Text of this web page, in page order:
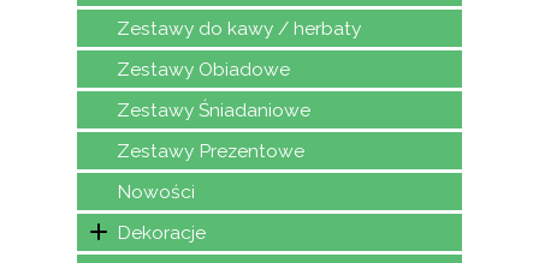
Zestawy do kawy / herbaty
Zestawy Obiadowe
Zestawy Śniadaniowe
Zestawy Prezentowe
Nowości
Dekoracje